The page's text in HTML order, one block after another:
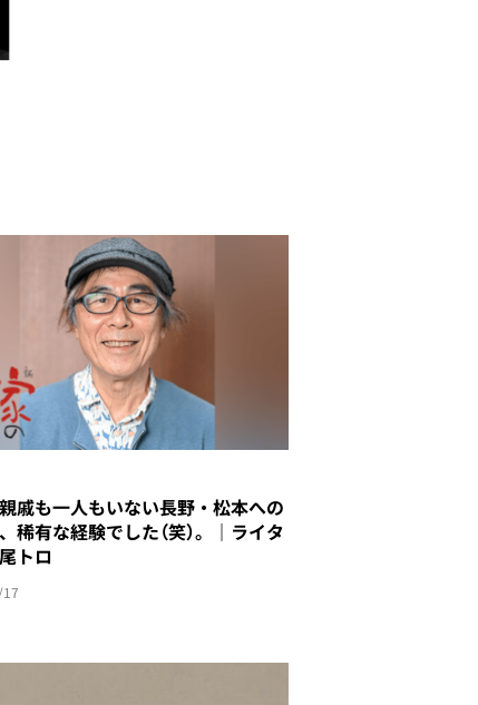
戚も一人もいない長野・松本への
稀有な経験でした（笑）。｜ライタ
トロ